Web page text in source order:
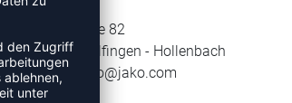
Jako AG
Amtstrasse 82
74673 Mulfingen - Hollenbach
E-Mail:
info@jako.com